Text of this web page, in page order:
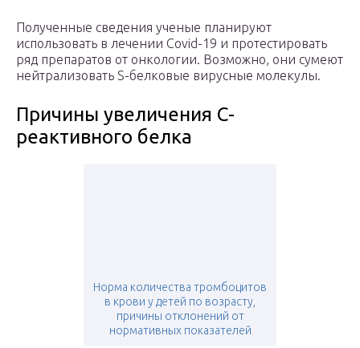
Полученные сведения ученые планируют
использовать в лечении Covid-19 и протестировать
ряд препаратов от онкологии. Возможно, они сумеют
нейтрализовать S-белковые вирусные молекулы.
Причины увеличения С-
реактивного белка
Норма количества тромбоцитов
в крови у детей по возрасту,
причины отклонений от
нормативных показателей